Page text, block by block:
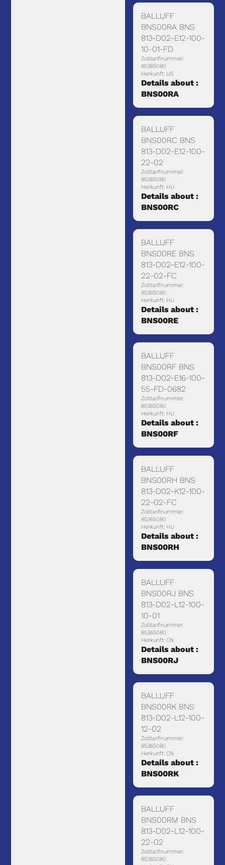
BALLUFF
BNS00RA BNS
813-D02-E12-100-
10-01-FD
Zolltarifnummer:
85365080
Herkunft: US
Details about :
BNS00RA
BALLUFF
BNS00RC BNS
813-D02-E12-100-
22-02
Zolltarifnummer:
85365080
Herkunft: HU
Details about :
BNS00RC
BALLUFF
BNS00RE BNS
813-D02-E12-100-
22-02-FC
Zolltarifnummer:
85365080
Herkunft: HU
Details about :
BNS00RE
BALLUFF
BNS00RF BNS
813-D02-E16-100-
55-FD-0682
Zolltarifnummer:
85365080
Herkunft: HU
Details about :
BNS00RF
BALLUFF
BNS00RH BNS
813-D02-K12-100-
22-02-FC
Zolltarifnummer:
85365080
Herkunft: HU
Details about :
BNS00RH
BALLUFF
BNS00RJ BNS
813-D02-L12-100-
10-01
Zolltarifnummer:
85365080
Herkunft: CN
Details about :
BNS00RJ
BALLUFF
BNS00RK BNS
813-D02-L12-100-
12-02
Zolltarifnummer:
85365080
Herkunft: CN
Details about :
BNS00RK
BALLUFF
BNS00RM BNS
813-D02-L12-100-
22-02
Zolltarifnummer:
85365080